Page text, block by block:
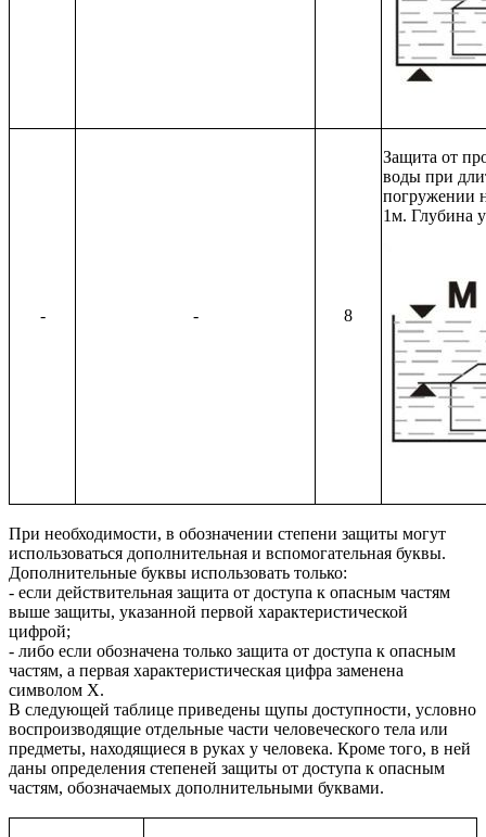
- - 8
Защита от
воды при
погружении
1м. Глубина
При необходимости, в обозначении степени защиты могут
использоваться дополнительная и вспомогательная буквы.
Дополнительные буквы использовать только:
- если действительная защита от доступа к опасным частям
выше защиты, указанной первой характеристической
цифрой;
- либо если обозначена только защита от доступа к опасным
частям, а первая характеристическая цифра заменена
символом X.
В следующей таблице приведены щупы доступности, условно
воспроизводящие отдельные части человеческого тела или
предметы, находящиеся в руках у человека. Кроме того, в ней
даны определения степеней защиты от доступа к опасным
частям, обозначаемых дополнительными буквами.